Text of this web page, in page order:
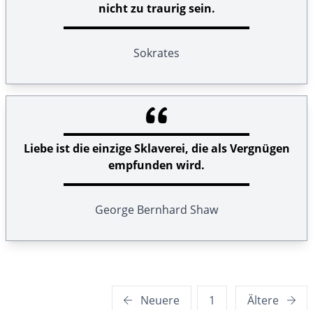
nicht zu traurig sein.
Sokrates
Liebe ist die einzige Sklaverei, die als Vergnügen
empfunden wird.
George Bernhard Shaw
Seitennummerierung
Neuere 1 Ältere